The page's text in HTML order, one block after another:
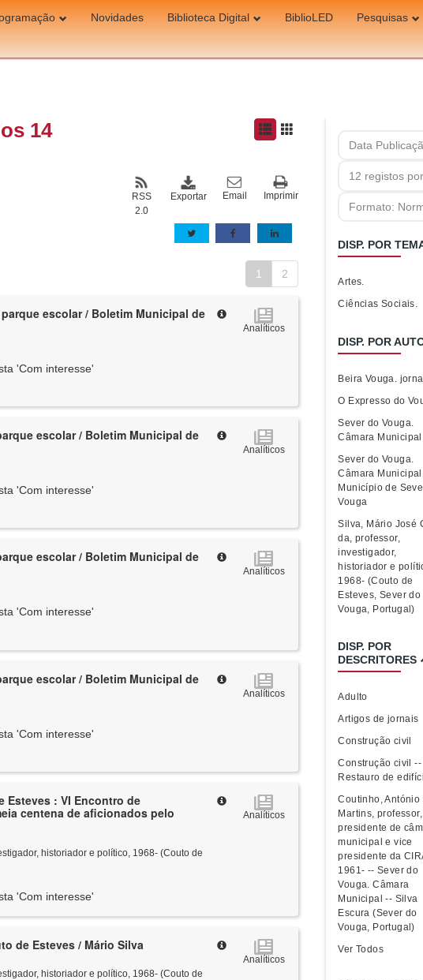
Novidades Biblioteca Digital BiblioLED Pesquisas
14
Imprimir
Email
Exportar
RSS
2.0
1 2
escolar / Boletim Municipal de
Analíticos
'Com interesse'
escolar / Boletim Municipal de
Analíticos
'Com interesse'
escolar / Boletim Municipal de
Analíticos
'Com interesse'
escolar / Boletim Municipal de
Analíticos
'Com interesse'
Esteves : VI Encontro de
centena de aficionados pelo
historiador e político, 1968- (Couto de
Analíticos
'Com interesse'
de Esteves / Mário Silva
historiador e político, 1968- (Couto de
Analíticos
DISP. POR
Artes.
Ciências Sociais.
DISP. POR
Beira Vouga. jornal
O Expresso do
Sever do Vouga.
Câmara Municipal
Sever do Vouga.
Câmara
Município de
Vouga
Silva, Mário José
da, professor,
investigador,
historiador e
1968- (Couto de
Esteves, Sever do
Vouga, Portugal)
DISP. POR
DESCRITORES
Adulto
Artigos de jornais
Construção civil
Construção civil --
Restauro de
Coutinho, António
Martins, professor,
presidente de
municipal e vice
presidente da
1961- -- Sever do
Vouga. Câmara
Municipal -- Silva
Escura (Sever do
Vouga, Portugal)
Ver Todos